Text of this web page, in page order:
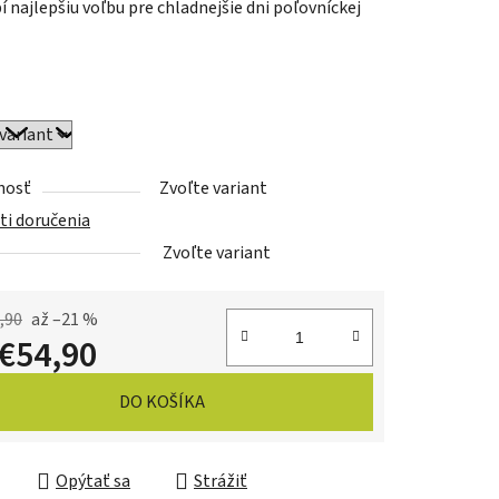
najlepšiu voľbu pre chladnejšie dni poľovníckej
Zvoľte variant
doručenia
Zvoľte variant
až –21 %
DO KOŠÍKA
Opýtať sa
Strážiť